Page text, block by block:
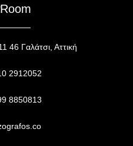
46 Γαλάτσι, Αττική
2912052
8850813